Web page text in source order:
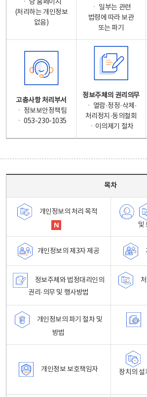
ㆍ 당 홈페이지
(처리하는 개인정보
없음)
ㆍ 일부는 관련
법령에 따라 보관
또는 파기
고충사항 처리부서
ㆍ 정보보안정책팀
ㆍ 053-230-1035
정보주체의 권리의무
ㆍ 열람·정정·삭제·
처리정지·동의철회
ㆍ이의제기 절차
목차
개인정보의 처리 목적
및
개인정보의 제3자 제공
정보주체와 법정대리인의
권리·의무 및 행사방법
개인정보의 파기 절차 및
방법
개인정보 보호책임자
장치의 설